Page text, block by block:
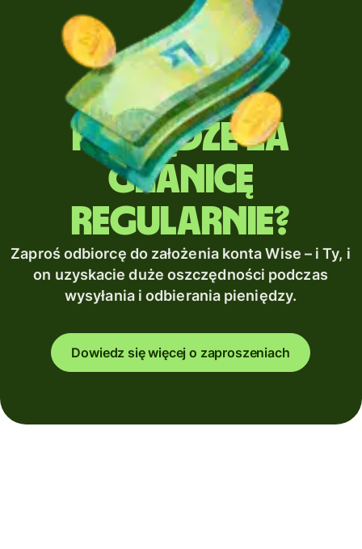
Wysyłasz
pieniądze za
granicę
regularnie?
Zaproś odbiorcę do założenia konta Wise – i Ty, i
on uzyskacie duże oszczędności podczas
wysyłania i odbierania pieniędzy.
Dowiedz się więcej o zaproszeniach